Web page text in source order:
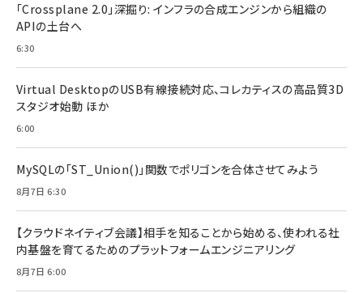
「Crossplane 2.0」深掘り: インフラの合成エンジンから組織の
APIの土台へ
6:30
Virtual DesktopのUSB有線接続対応、コレカティスの高品質3D
スタジオ始動 ほか
6:00
MySQLの「ST_Union()」関数でポリゴンを合体させてみよう
8月7日 6:30
【クラウドネイティブ会議】相手を知ることから始める、使われる社
内基盤を育てるためのプラットフォームエンジニアリング
8月7日 6:00